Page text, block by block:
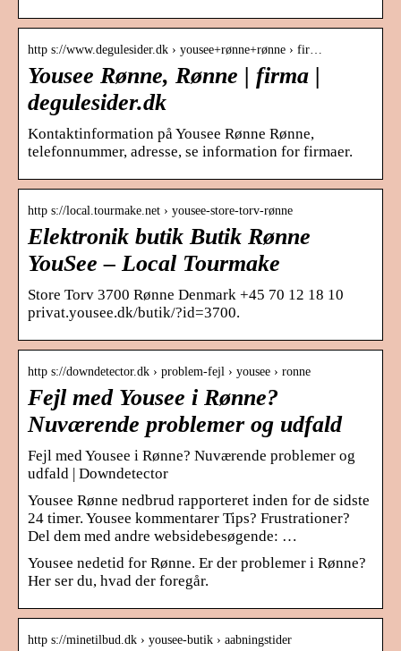
http s://www.degulesider.dk › yousee+rønne+rønne › fir…
Yousee Rønne, Rønne | firma |
degulesider.dk
Kontaktinformation på Yousee Rønne Rønne,
telefonnummer, adresse, se information for firmaer.
http s://local.tourmake.net › yousee-store-torv-rønne
Elektronik butik Butik Rønne
YouSee – Local Tourmake
Store Torv 3700 Rønne Denmark +45 70 12 18 10
privat.yousee.dk/butik/?id=3700.
http s://downdetector.dk › problem-fejl › yousee › ronne
Fejl med Yousee i Rønne?
Nuværende problemer og udfald
Fejl med Yousee i Rønne? Nuværende problemer og
udfald | Downdetector
Yousee Rønne nedbrud rapporteret inden for de sidste
24 timer. Yousee kommentarer Tips? Frustrationer?
Del dem med andre websidebesøgende: …
Yousee nedetid for Rønne. Er der problemer i Rønne?
Her ser du, hvad der foregår.
http s://minetilbud.dk › yousee-butik › aabningstider